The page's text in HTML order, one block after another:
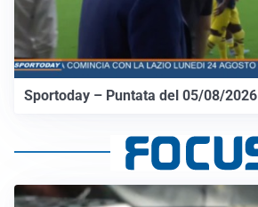
Sportoday – Puntata del 05/08/2026